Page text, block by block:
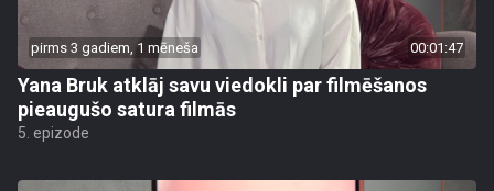
pirms 3 gadiem, 1 mēneša 00:01:47
Yana Bruk atklāj savu viedokli par filmēšanos
pieaugušo satura filmās
5. epizode